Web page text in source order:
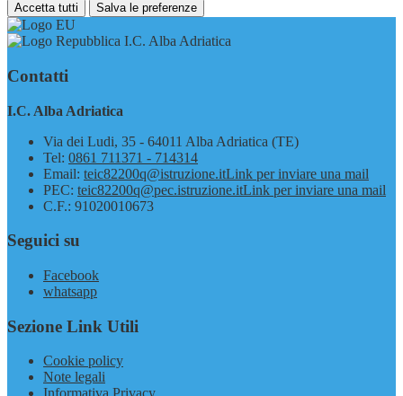
Accetta tutti Salva le preferenze
I.C. Alba Adriatica
Contatti
I.C. Alba Adriatica
Via dei Ludi, 35 - 64011 Alba Adriatica (TE)
Tel: 0861 711371 - 714314
Email: teic82200q@istruzione.itLink per inviare una mail
PEC: teic82200q@pec.istruzione.itLink per inviare una mail
C.F.: 91020010673
Seguici su
Facebook
whatsapp
Sezione Link Utili
Cookie policy
Note legali